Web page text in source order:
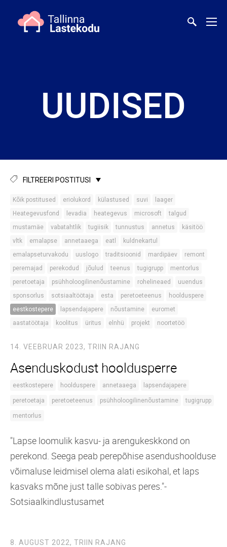
UUDISED
FILTREERI POSTITUSI
Kõik postitused eriolukord külastused suvi
laager
Heategevusfond
levadia heategevus microsoft
talgud
mustamäe
vabatahtlik tugiisik tunnustus annetus
käsitöö
vltk
emalapse annetaaega eatl
kuldnekartul
emalapseturvakodu
uuslogo traditsioonid mardipäev
remont
peremajad
perekodud jõulud teenus tugigrupp
mentorlus
peretoetaja
psühholoogilinenõustamine rohelineaed
uuendus
sponsorlus
sotsiaaltöötaja esta peretoeteenus
hoolduspere
eestkostepere
lapsendajapere nõustamine
euromet
aastatöötaja
koolitus üritus elnhü projekt noortetöö
14. VEEBRUAR 2023, TRIIN RAJANG
Asenduskodust hooldusperre
eestkostepere hoolduspere annetaaega lapsendajapere
peretoetaja peretoeteenus psühholoogilinenõustamine tugigrupp
mentorlus
"Lapse loomulik kasvu- ja arengukeskkond on
perekond. Seega peab perepõhise asendushoolduse
võimaluse leidmisel olema alati esikohal, et laps
kasvaks mõne just talle sobivas peres."-
Sotsiaalkindlustusamet
8. AUGUST 2022, TRIIN RAJANG